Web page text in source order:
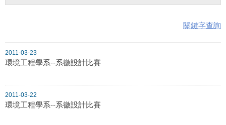
關鍵字查詢
2011-03-23
環境工程學系--系徽設計比賽
2011-03-22
環境工程學系--系徽設計比賽